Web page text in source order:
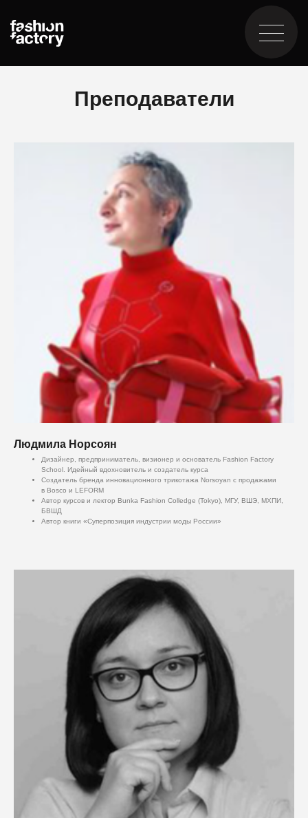
Преподаватели
Людмила Норсоян
Дизайнер, предприниматель, визионер и основатель Fashion Factory
School. Идейный вдохновитель и создатель курса
Создатель бренда инновационного трикотажа Norsoyan с продажами
в Bosco и LEFORM
Автор курсов и лектор Bunka Fashion Colledge (Tokyo), МГУ, ВШЭ, МХПИ,
БВШД
Автор книги «Суперпозиция индустрии моды России»